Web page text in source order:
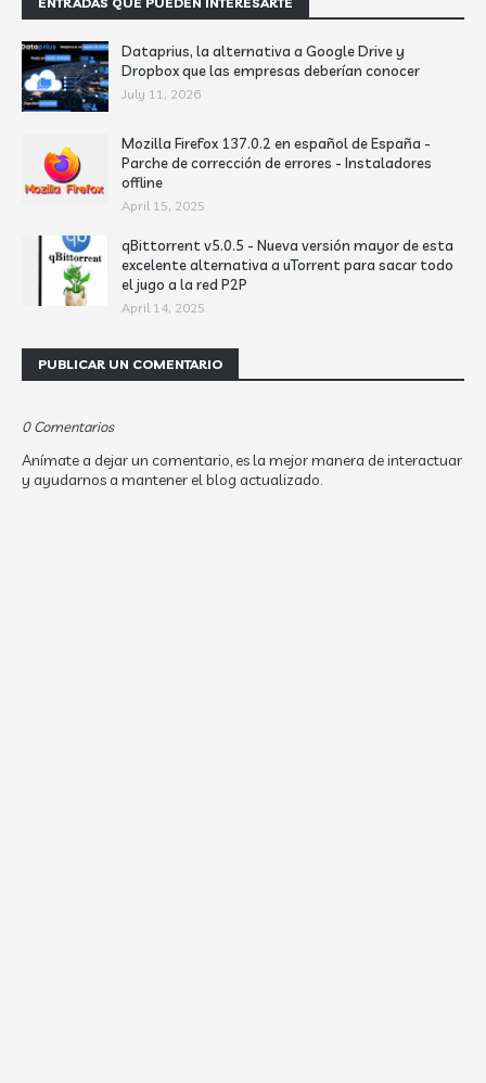
Dataprius, la alternativa a Google Drive y
Dropbox que las empresas deberían conocer
July 11, 2026
Mozilla Firefox 137.0.2 en español de España -
Parche de corrección de errores - Instaladores
offline
April 15, 2025
qBittorrent v5.0.5 - Nueva versión mayor de esta
excelente alternativa a uTorrent para sacar todo
el jugo a la red P2P
April 14, 2025
PUBLICAR UN COMENTARIO
0 Comentarios
Anímate a dejar un comentario, es la mejor manera de interactuar
y ayudarnos a mantener el blog actualizado.